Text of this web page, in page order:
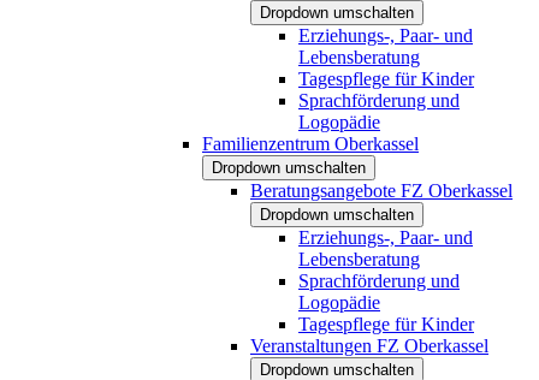
Dropdown umschalten
Erziehungs-, Paar- und
Lebensberatung
Tagespflege für Kinder
Sprachförderung und
Logopädie
Familienzentrum Oberkassel
Dropdown umschalten
Beratungsangebote FZ Oberkassel
Dropdown umschalten
Erziehungs-, Paar- und
Lebensberatung
Sprachförderung und
Logopädie
Tagespflege für Kinder
Veranstaltungen FZ Oberkassel
Dropdown umschalten